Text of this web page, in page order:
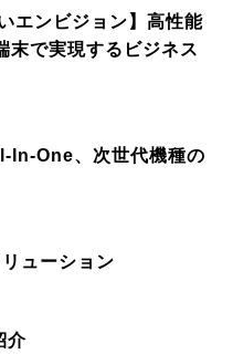
エンビジョン】高性能
末で実現するビジネス
In-One、次世代機種の
ューション
介